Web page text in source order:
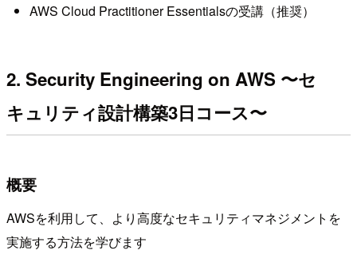
AWS Cloud Practitioner Essentialsの受講（推奨）
2. Security Engineering on AWS 〜セ
キュリティ設計構築3日コース〜
概要
AWSを利用して、より高度なセキュリティマネジメントを
実施する方法を学びます